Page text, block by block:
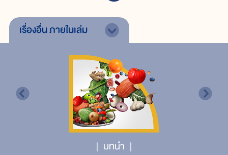
เรื่องอื่นภายในเล่ม
บทนำ